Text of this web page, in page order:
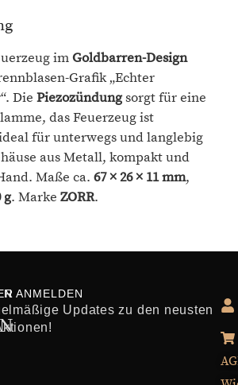
imGoldbarren-Design
Grafik „Echter
Die Piezozündungsorgt für eine
das Feuerzeug ist
für unterwegs und langlebig
aus Metall, kompakt und
Maße ca. 67 × 26 × 11 mm,
g. Marke ZORR.
ANMELDEN
Updates zu den neusten